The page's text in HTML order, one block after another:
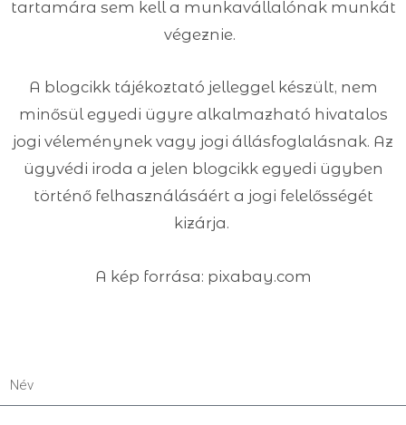
tartamára sem kell a munkavállalónak munkát
végeznie.
A blogcikk tájékoztató jelleggel készült, nem
minősül egyedi ügyre alkalmazható hivatalos
jogi véleménynek vagy jogi állásfoglalásnak. Az
ügyvédi iroda a jelen blogcikk egyedi ügyben
történő felhasználásáért a jogi felelősségét
kizárja.
A kép forrása: pixabay.com
Név